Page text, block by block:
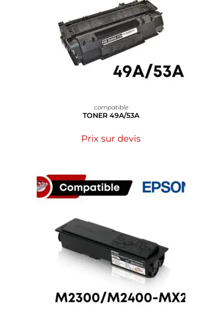
compatible
TONER 49A/53A
Prix sur devis